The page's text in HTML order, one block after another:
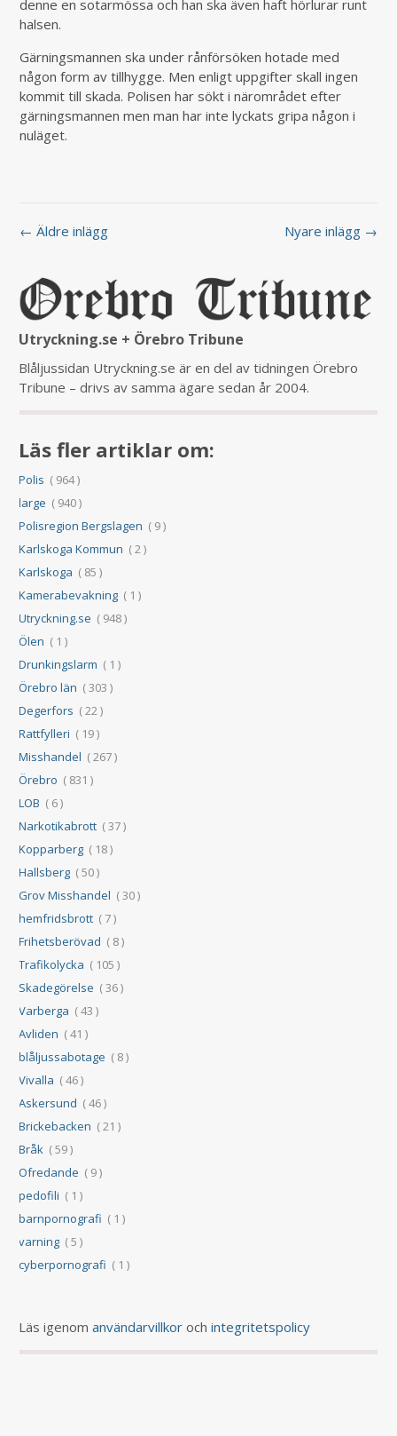
denne en sotarmössa och han ska även haft hörlurar runt
halsen.
Gärningsmannen ska under rånförsöken hotade med
någon form av tillhygge. Men enligt uppgifter skall ingen
kommit till skada. Polisen har sökt i närområdet efter
gärningsmannen men man har inte lyckats gripa någon i
nuläget.
← Äldre inlägg Nyare inlägg →
Utryckning.se + Örebro Tribune
Blåljussidan Utryckning.se är en del av tidningen Örebro
Tribune – drivs av samma ägare sedan år 2004.
Läs fler artiklar om:
Polis ( 964 )
large ( 940 )
Polisregion Bergslagen ( 9 )
Karlskoga Kommun ( 2 )
Karlskoga ( 85 )
Kamerabevakning ( 1 )
Utryckning.se ( 948 )
Ölen ( 1 )
Drunkingslarm ( 1 )
Örebro län ( 303 )
Degerfors ( 22 )
Rattfylleri ( 19 )
Misshandel ( 267 )
Örebro ( 831 )
LOB ( 6 )
Narkotikabrott ( 37 )
Kopparberg ( 18 )
Hallsberg ( 50 )
Grov Misshandel ( 30 )
hemfridsbrott ( 7 )
Frihetsberövad ( 8 )
Trafikolycka ( 105 )
Skadegörelse ( 36 )
Varberga ( 43 )
Avliden ( 41 )
blåljussabotage ( 8 )
Vivalla ( 46 )
Askersund ( 46 )
Brickebacken ( 21 )
Bråk ( 59 )
Ofredande ( 9 )
pedofili ( 1 )
barnpornografi ( 1 )
varning ( 5 )
cyberpornografi ( 1 )
Läs igenomanvändarvillkor ochintegritetspolicy